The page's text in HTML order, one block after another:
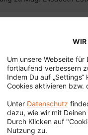
von Frau Mag.
professionell,
SEHR
WIR
Um unsere Webseite
fortlaufend verbessern
Indem Du auf
Cookies aktivieren bzw.
Unter Datenschutz
dazu, wie wir mit
Durch Klicken auf
Nutzung zu.